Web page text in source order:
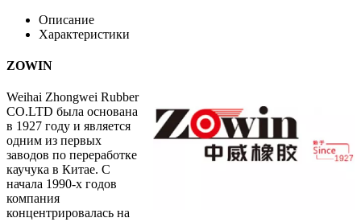
Описание
Характеристики
ZOWIN
Weihai Zhongwei Rubber
CO.LTD была основана
в 1927 году и является
одним из первых
заводов по переработке
каучука в Китае. С
начала 1990-х годов
компания
концентрировалась на